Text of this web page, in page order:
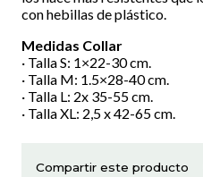
con hebillas de plástico.
Medidas Collar
· Talla S: 1×22-30 cm.
· Talla M: 1.5×28-40 cm.
· Talla L: 2x 35-55 cm.
· Talla XL: 2,5 x 42-65 cm.
Compartir este producto